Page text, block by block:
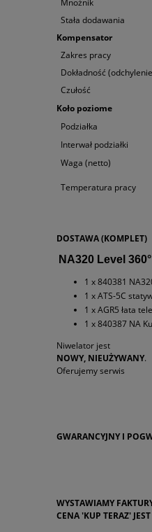
Stała dodawania
Kompensator
Zakres pracy
Dokładność
Czułość
Koło poziome
Podziałka
Interwał podziałki
Waga (netto)
Temperatura pracy
DOSTAWA (KOMPLET)
NA320 Level
1 x 840381
1 x ATS-5C
1 x AGR5 łata
1 x 840387 NA
Niwelator jest
NOWY, NIEUŻYWANY.
Oferujemy serwis
GWARANCYJNY I
WYSTAWIAMY
CENA 'KUP TERAZ'